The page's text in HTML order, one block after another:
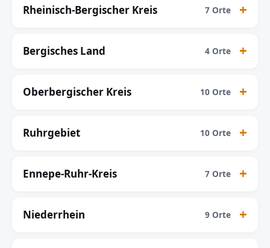
Rheinisch-Bergischer Kreis 7 Orte
Bergisches Land 4 Orte
Oberbergischer Kreis 10 Orte
Ruhrgebiet 10 Orte
Ennepe-Ruhr-Kreis 7 Orte
Niederrhein 9 Orte